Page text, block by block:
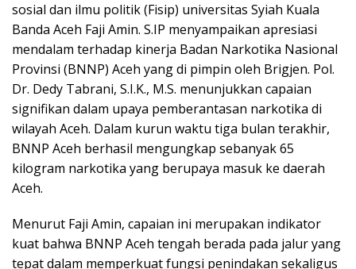
sosial dan ilmu politik (Fisip) universitas Syiah Kuala
Banda Aceh Faji Amin. S.IP menyampaikan apresiasi
mendalam terhadap kinerja Badan Narkotika Nasional
Provinsi (BNNP) Aceh yang di pimpin oleh Brigjen. Pol.
Dr. Dedy Tabrani, S.I.K., M.S. menunjukkan capaian
signifikan dalam upaya pemberantasan narkotika di
wilayah Aceh. Dalam kurun waktu tiga bulan terakhir,
BNNP Aceh berhasil mengungkap sebanyak 65
kilogram narkotika yang berupaya masuk ke daerah
Aceh.
Menurut Faji Amin, capaian ini merupakan indikator
kuat bahwa BNNP Aceh tengah berada pada jalur yang
tepat dalam memperkuat fungsi penindakan sekaligus